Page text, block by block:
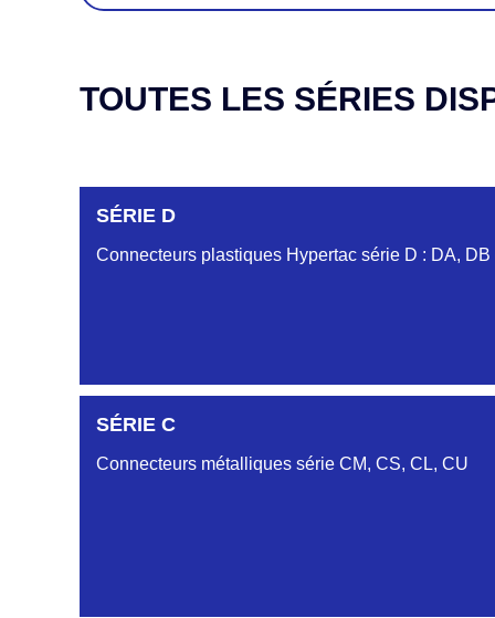
TOUTES LES SÉRIES
SÉRIE D
Connecteurs plastiques Hypertac série D : DA, DB
SÉRIE C
Connecteurs métalliques série CM, CS, CL, CU